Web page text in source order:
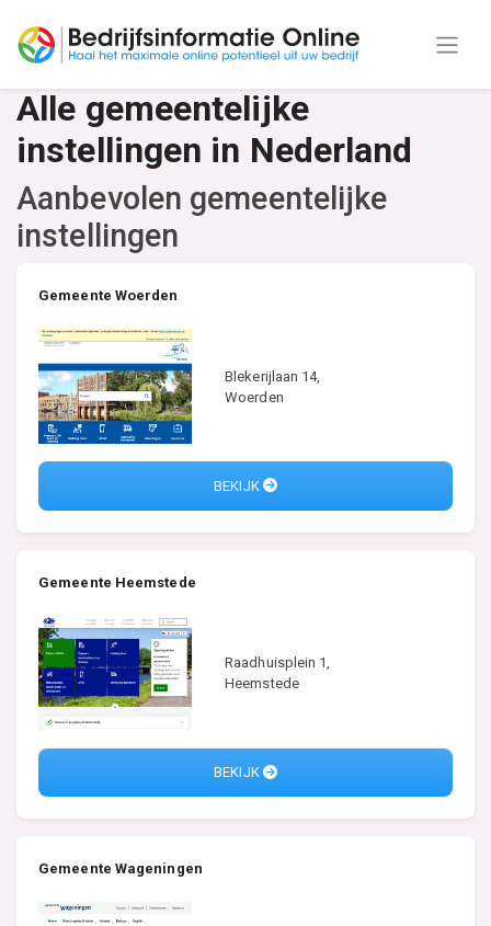
Alle gemeentelijke
instellingen in Nederland
Aanbevolen gemeentelijke
instellingen
Gemeente Woerden
Blekerijlaan 14,
Woerden
BEKIJK
Gemeente Heemstede
Raadhuisplein 1,
Heemstede
BEKIJK
Gemeente Wageningen